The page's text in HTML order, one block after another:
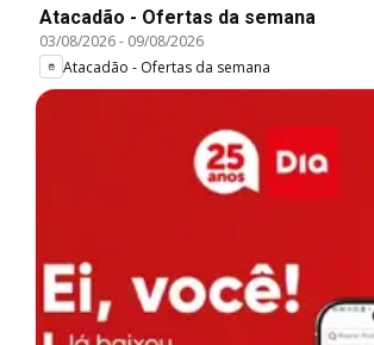
Atacadão - Ofertas da semana
03/08/2026- 09/08/2026
Atacadão - Ofertas da semana